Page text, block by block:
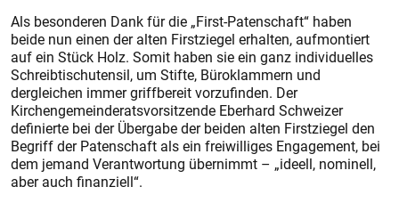
Als besonderen Dank für die „First-Patenschaft“ haben
beide nun einen der alten Firstziegel erhalten, aufmontiert
auf ein Stück Holz. Somit haben sie ein ganz individuelles
Schreibtischutensil, um Stifte, Büroklammern und
dergleichen immer griffbereit vorzufinden. Der
Kirchengemeinderatsvorsitzende Eberhard Schweizer
definierte bei der Übergabe der beiden alten Firstziegel den
Begriff der Patenschaft als ein freiwilliges Engagement, bei
dem jemand Verantwortung übernimmt – „ideell, nominell,
aber auch finanziell“.